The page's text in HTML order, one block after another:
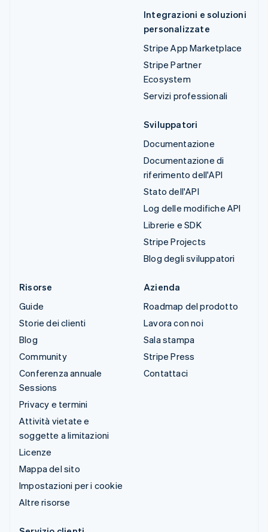
Integrazioni e soluzioni
personalizzate
Stripe App Marketplace
Stripe Partner
Ecosystem
Servizi professionali
Sviluppatori
Documentazione
Documentazione di
riferimento dell'API
Stato dell'API
Log delle modifiche API
Librerie e SDK
Stripe Projects
Blog degli sviluppatori
Risorse
Guide
Storie dei clienti
Blog
Community
Conferenza annuale
Sessions
Privacy e termini
Attività vietate e
soggette a limitazioni
Licenze
Mappa del sito
Impostazioni per i cookie
Altre risorse
Azienda
Roadmap del prodotto
Lavora con noi
Sala stampa
Stripe Press
Contattaci